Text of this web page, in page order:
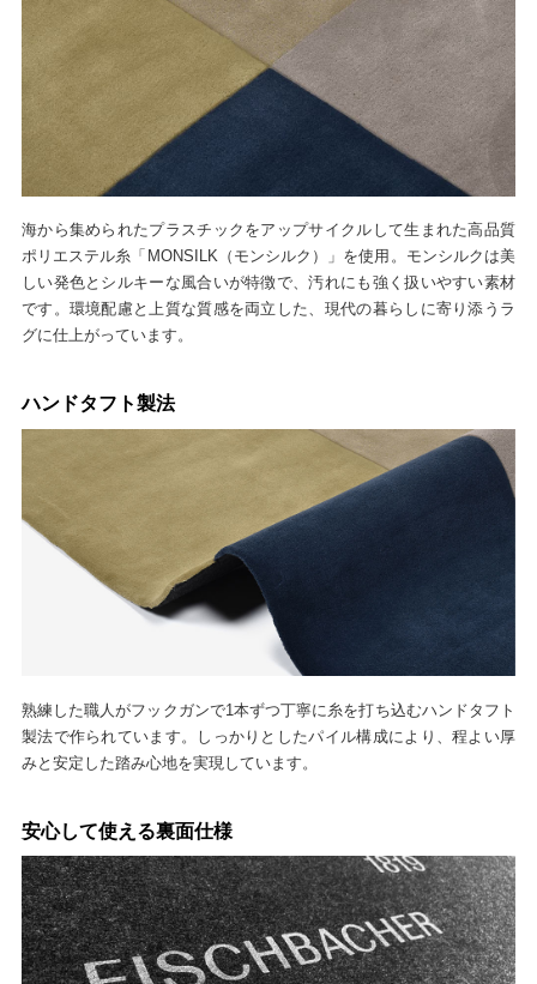
海から集められたプラスチックをアップサイクルして生まれた高品質
ポリエステル糸「MONSILK（モンシルク）」を使用。モンシルクは美
しい発色とシルキーな風合いが特徴で、汚れにも強く扱いやすい素材
です。環境配慮と上質な質感を両立した、現代の暮らしに寄り添うラ
グに仕上がっています。
ハンドタフト製法
熟練した職人がフックガンで1本ずつ丁寧に糸を打ち込むハンドタフト
製法で作られています。しっかりとしたパイル構成により、程よい厚
みと安定した踏み心地を実現しています。
安心して使える裏面仕様